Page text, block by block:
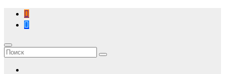
Перейти
содержимому